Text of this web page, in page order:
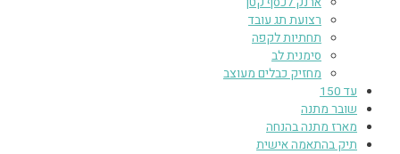
רצועת תג עובד
תחתיות לקפה
סימנית לב
מחזיק כבלים מעוצב
עד 150
שובר מתנה
מארז מתנה בהנחה
תיק בהתאמה אישית